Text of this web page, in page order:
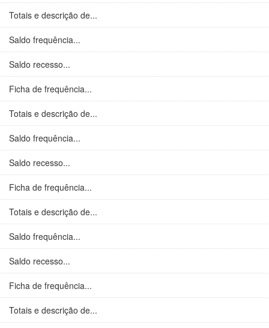
Totais e descrição de...
Saldo frequência...
Saldo recesso...
Ficha de frequência...
Totais e descrição de...
Saldo frequência...
Saldo recesso...
Ficha de frequência...
Totais e descrição de...
Saldo frequência...
Saldo recesso...
Ficha de frequência...
Totais e descrição de...